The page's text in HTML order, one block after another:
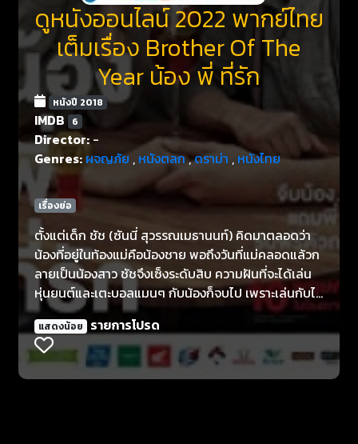
ดูหนังออนไลน์ 2022 พากย์ไทย
เต็มเรื่อง Brother Of The
Year น้อง พี่ ที่รัก
หนังปี 2018
IMDB 6
Director:-
Genres: ผจญภัย , หนังตลก,ดราม่า , หนังไทย
เรื่องย่อ
ตั้งแต่เด็ก ชัช (ซันนี่ สุวรรณเมธานนท์) คิดมาตลอดว่า
น้องที่อยู่ในท้องแม่คือน้องชาย พอถึงวันที่แม่คลอดแล้วก
ลายเป็นน้องสาว ชัชจึงเซ็งระดับสิบ ความฝันที่จะได้เล่น
หุ่นยนต์และเตะบอลแมนๆ กับน้องก็จบไป เพราะเล่นกับไอ้
เจน (ญาญ่า อุรัสยา เสปอร์บันด์) ทีไร มันก็ร้องไห้งอแง
ทุกที ตั้งแต่เด็กจนโต ชัชกับเจนตีกันได้ ทุกเรื่อง เพราะ
เจนชอบทำตัวเหมือนเป็นแม่มากกว่าเป็นน้อง ส่วนชัชก็
ชอบทำตัวเป็นภาระมากกว่าเป็นพี่ จะมีพี่ชายคนไหนที่ห่วย
แสดงน้อย รายการโปรด